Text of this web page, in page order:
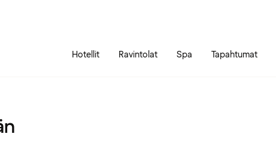
Hotellit Ravintolat Spa Tapahtumat